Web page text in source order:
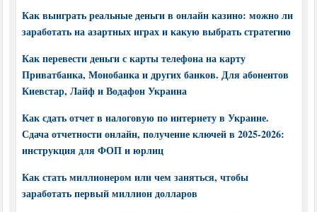
Как выиграть реальные деньги в онлайн казино: можно ли
заработать на азартных играх и какую выбрать стратегию
Как перевести деньги с карты телефона на карту
Приватбанка, Монобанка и других банков. Для абонентов
Киевстар, Лайф и Водафон Украина
Как сдать отчет в налоговую по интернету в Украине.
Сдача отчетности онлайн, получение ключей в 2025-2026:
инструкция для ФОП и юрлиц
Как стать миллионером или чем заняться, чтобы
заработать первый миллион долларов